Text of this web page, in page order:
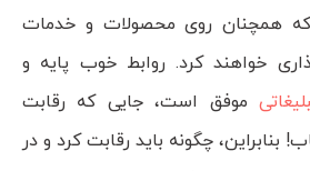
همچنان روی محصولات و خدمات
خواهند کرد. روابط خوب پایه و
موفق است، جایی که رقابت
بنابراین، چگونه باید رقابت کرد و در